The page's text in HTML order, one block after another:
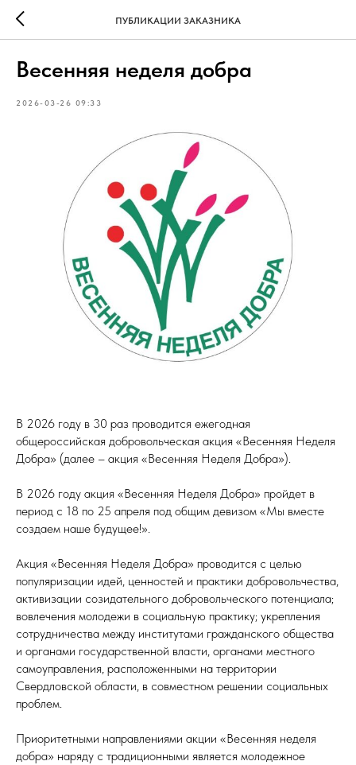
ПУБЛИКАЦИИ ЗАКАЗНИКА
Весенняя неделя добра
2026-03-26 09:33
В 2026 году в 30 раз проводится ежегодная
общероссийская добровольческая акция «Весенняя Неделя
Добра» (далее – акция «Весенняя Неделя Добра»).
В 2026 году акция «Весенняя Неделя Добра» пройдет в
период с 18 по 25 апреля под общим девизом «Мы вместе
создаем наше будущее!».
Акция «Весенняя Неделя Добра» проводится с целью
популяризации идей, ценностей и практики добровольчества,
активизации созидательного добровольческого потенциала;
вовлечения молодежи в социальную практику; укрепления
сотрудничества между институтами гражданского общества
и органами государственной власти, органами местного
самоуправления, расположенными на территории
Свердловской области, в совместном решении социальных
проблем.
Приоритетными направлениями акции «Весенняя неделя
добра» наряду с традиционными является молодежное